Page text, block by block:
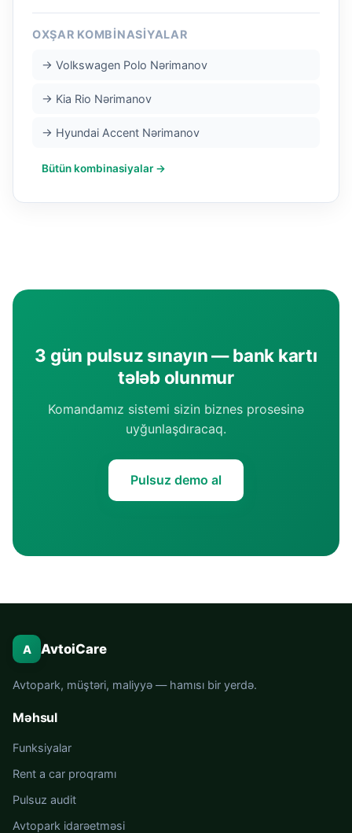
OXŞAR KOMBINASIYALAR
→ Volkswagen Polo Nərimanov
→ Kia Rio Nərimanov
→ Hyundai Accent Nərimanov
Bütün kombinasiyalar →
3 gün pulsuz sınayın — bank kartı
tələb olunmur
Komandamız sistemi sizin biznes prosesinə
uyğunlaşdıracaq.
Pulsuz demo al
A AvtoiCare
Avtopark, müştəri, maliyyə — hamısı bir yerdə.
Məhsul
Funksiyalar
Rent a car proqramı
Pulsuz audit
Avtopark idarəetməsi